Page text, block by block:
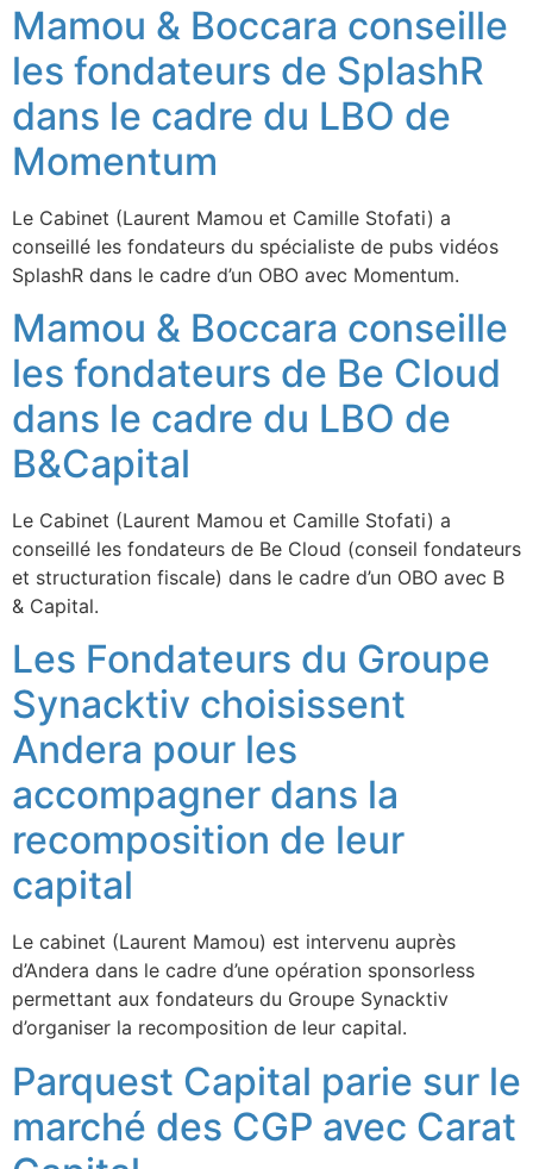
Mamou & Boccara conseille
les fondateurs de SplashR
dans le cadre du LBO de
Momentum
Le Cabinet (Laurent Mamou et Camille Stofati) a
conseillé les fondateurs du spécialiste de pubs vidéos
SplashR dans le cadre d’un OBO avec Momentum.
Mamou & Boccara conseille
les fondateurs de Be Cloud
dans le cadre du LBO de
B&Capital
Le Cabinet (Laurent Mamou et Camille Stofati) a
conseillé les fondateurs de Be Cloud (conseil fondateurs
et structuration fiscale) dans le cadre d’un OBO avec B
& Capital.
Les Fondateurs du Groupe
Synacktiv choisissent
Andera pour les
accompagner dans la
recomposition de leur
capital
Le cabinet (Laurent Mamou) est intervenu auprès
d’Andera dans le cadre d’une opération sponsorless
permettant aux fondateurs du Groupe Synacktiv
d’organiser la recomposition de leur capital.
Parquest Capital parie sur le
marché des CGP avec Carat